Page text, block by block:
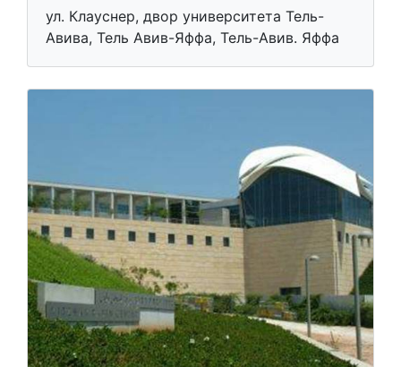
ул. Клауснер, двор университета Тель-
Авива, Тель Авив-Яффа, Тель-Авив. Яффа